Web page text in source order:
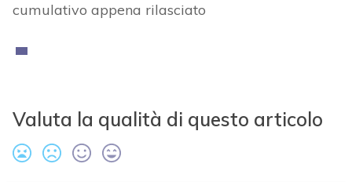
cumulativo appena rilasciato
Valuta la qualità di questo articolo